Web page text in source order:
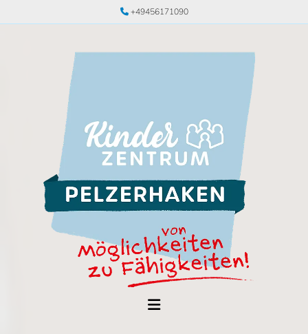
 +49456171090